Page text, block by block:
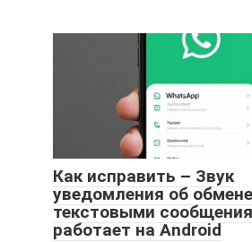
Как исправить – Звук
уведомления об обмене
текстовыми
работает на Android